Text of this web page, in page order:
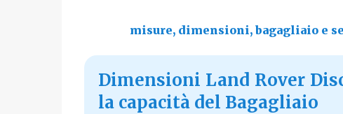
misure, dimensioni, bagagliaio e
Dimensioni Land Rover
la capacità del Bagagliaio